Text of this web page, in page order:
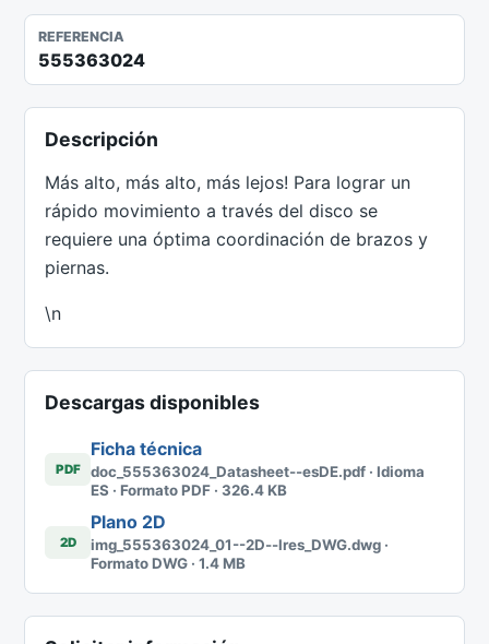
REFERENCIA
555363024
Descripción
Más alto, más alto, más lejos! Para lograr un
rápido movimiento a través del disco se
requiere una óptima coordinación de brazos y
piernas.
\n
Descargas disponibles
PDF
Ficha técnica
doc_555363024_Datasheet--esDE.pdf · Idioma
ES · Formato PDF · 326.4 KB
2D
Plano 2D
img_555363024_01--2D--lres_DWG.dwg ·
Formato DWG · 1.4 MB